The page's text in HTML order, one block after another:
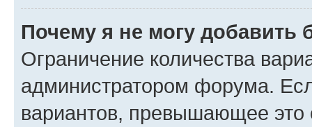
Почему я не могу добавить
Ограничение количества
администратором форума.
вариантов, превышающее это